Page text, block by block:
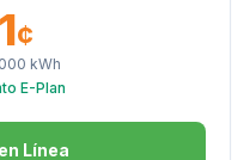
¢
kWh
E-Plan
Línea